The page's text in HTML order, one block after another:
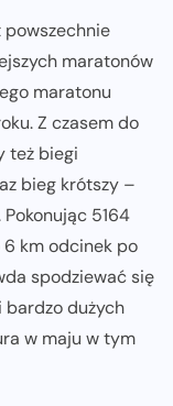
powszechnie
maratonów
maratonu
Z czasem do
też biegi
bieg krótszy –
5164
6 km odcinek po
spodziewać się
bardzo dużych
w maju w tym